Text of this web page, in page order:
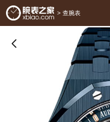
> 查腕表